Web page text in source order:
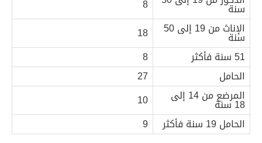
سنة
8
الإناث من 19 إلى 50
سنة
18
51 سنة فأكثر
8
الحامل
27
المرضع من 14 إلى
18 سنة
10
الحامل 19 سنة فأكثر
9